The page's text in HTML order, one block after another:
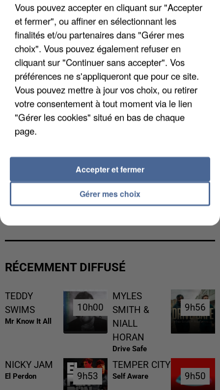
L’UN DES FONDATEURS SUPPOSÉS DE LA DZ
MAFIA INTERPELLÉ EN ALGÉRIE
UN SECOND CADRE DE LA DZ MAFIA
RÉCEMMENT DIFFUSÉ
TEDDY
SWIMS
Mr Know It All
10h00
10h00
MYLES
SMITH &
NIALL
HORAN
Drive Safe
9h56
9h56
NICKY JAM
El Perdon 9h53
9h53
TEMPER CITY
Self Aware 9h50
9h50
Vous pouvez accepter en cliquant sur "Accepter
et fermer", ou affiner en sélectionnant les
finalités et/ou partenaires dans "Gérer mes
choix". Vous pouvez également refuser en
cliquant sur "Continuer sans accepter". Vos
préférences ne s'appliqueront que pour ce site.
Vous pouvez mettre à jour vos choix, ou retirer
votre consentement à tout moment via le lien
"Gérer les cookies" situé en bas de chaque
page.
Gérer mes choix
Accepter et fermer